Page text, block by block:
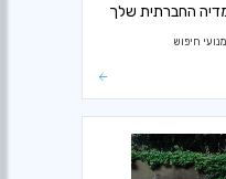
החברתית שלך
חיפוש